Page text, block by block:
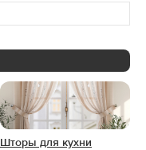
Шторы для кухни